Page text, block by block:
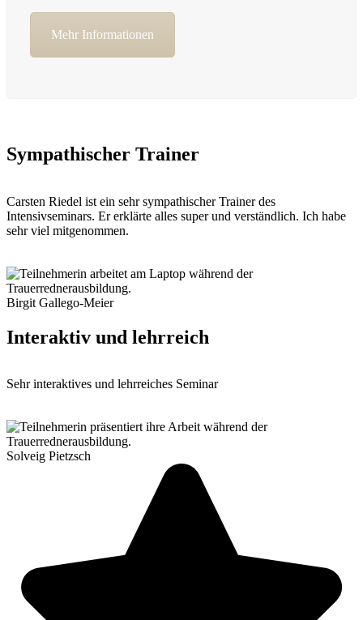
Mehr Informationen
Sympathischer Trainer
Carsten Riedel ist ein sehr sympathischer Trainer des
Intensivseminars. Er erklärte alles super und verständlich. Ich habe
sehr viel mitgenommen.
Birgit Gallego-Meier
Interaktiv und lehrreich
Sehr interaktives und lehrreiches Seminar
Solveig Pietzsch